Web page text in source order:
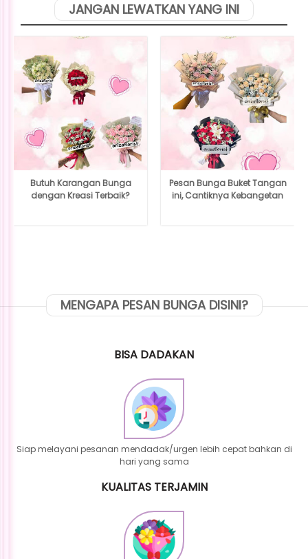
JANGAN LEWATKAN YANG INI
Butuh Karangan Bunga
dengan Kreasi Terbaik?
Pesan Bunga Buket Tangan
ini, Cantiknya Kebangetan
MENGAPA PESAN BUNGA DISINI?
BISA DADAKAN
Siap melayani pesanan mendadak/urgen lebih cepat bahkan di
hari yang sama
KUALITAS TERJAMIN